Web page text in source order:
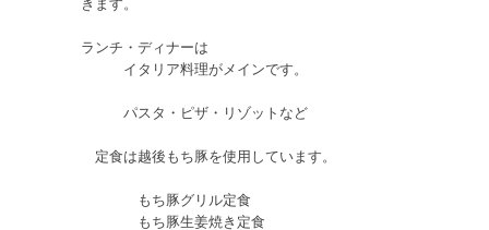
きます。
ランチ・ディナーは
イタリア料理がメインです。
パスタ・ピザ・リゾットなど
定食は越後もち豚を使用しています。
もち豚グリル定食
もち豚生姜焼き定食